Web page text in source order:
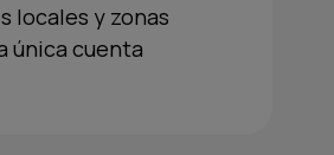
locales y zonas
única cuenta